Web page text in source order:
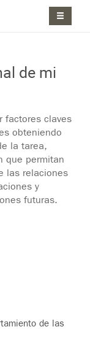
de mi
factores claves
obteniendo
la tarea,
que permitan
las relaciones
y
futuras.
de las